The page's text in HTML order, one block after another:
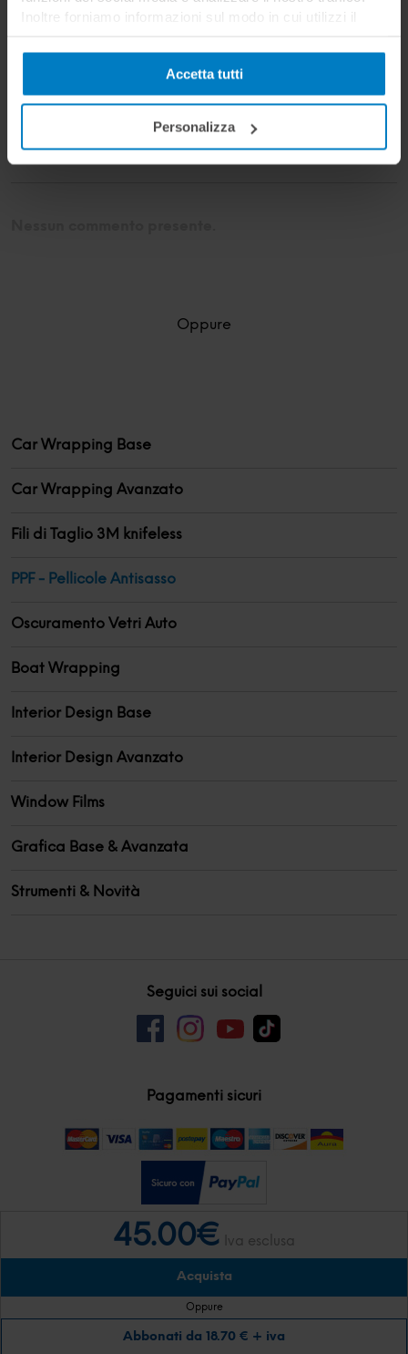
Inoltre forniamo informazioni sul modo in cui utilizzi il
dati web, pubblicità e social media, i quali potrebbero
combinarle con altre informazioni che hai fornito loro o
che hanno raccolto in base al tuo utilizzo dei loro servizi.
cookie potranno essere implementati ad esclusione di
Accetta tutti
Personalizza
Commenti
45.00€ Iva esclusa
Acquista
Oppure
Abbonati da 18.70 € + iva
Oppure
Car Wrapping Base
Car Wrapping Avanzato
Fili di Taglio 3M knifeless
PPF - Pellicole Antisasso
Oscuramento Vetri Auto
Boat Wrapping
Interior Design Base
Interior Design Avanzato
Window Films
Grafica Base & Avanzata
Strumenti & Novità
Seguici sui social
Pagamenti sicuri
SIR Visual S.r.l.-P.IVA E C.F. 03064690989-Tel:+39 030 2130290
Cookie
Informativa clienti